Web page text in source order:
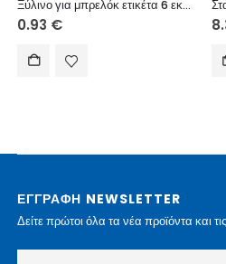
Ξύλινο για μπρελόκ ετικέτα 6 εκ. 054
0.93 €
ΕΓΓΡΑΦΗ NEWSLETTER
Δείτε πρώτοι όλα τα νέα προϊόντα και